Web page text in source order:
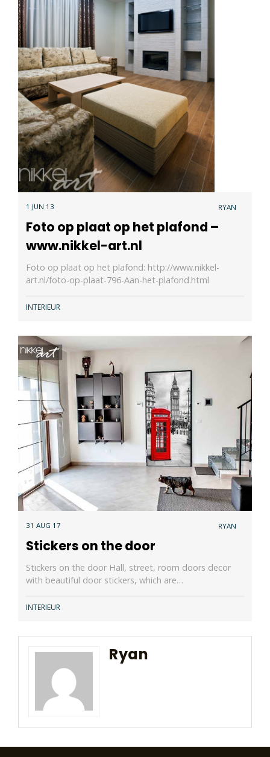
1 JUN 13 RYAN
Foto op plaat op het plafond –
www.nikkel-art.nl
Foto op plaat op het plafond: http://www.nikkel-
art.nl/foto-op-plaat-796-Aan-het-plafond.html
INTERIEUR
31 AUG 17 RYAN
Stickers on the door
Stickers on the door Hall, street, room doors decor
with beautiful door stickers, which are…
INTERIEUR
Ryan